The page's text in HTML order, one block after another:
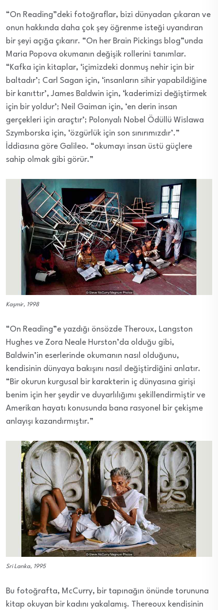
“On Reading”deki fotoğraflar, bizi dünyadan çıkaran ve
onun hakkında daha çok şey öğrenme isteği uyandıran
bir şeyi açığa çıkarır. “On her Brain Pickings blog”unda
Maria Popova okumanın değişik rollerini tanımlar.
“Kafka için kitaplar, ‘içimizdeki donmuş nehir için bir
baltadır’; Carl Sagan için, ‘insanların sihir yapabildiğine
bir kanıttır’, James Baldwin için, ‘kaderimizi değiştirmek
için bir yoldur’; Neil Gaiman için, ‘en derin insan
gerçekleri için araçtır’; Polonyalı Nobel Ödüllü Wislawa
Szymborska için, ‘özgürlük için son sınırımızdır’.”
İddiasına göre Galileo. “okumayı insan üstü güçlere
sahip olmak gibi görür.”
Kaşmir, 1998
“On Reading”e yazdığı önsözde Theroux, Langston
Hughes ve Zora Neale Hurston’da olduğu gibi,
Baldwin’in eserlerinde okumanın nasıl olduğunu,
kendisinin dünyaya bakışını nasıl değiştirdiğini anlatır.
“Bir okurun kurgusal bir karakterin iç dünyasına girişi
benim için her şeydir ve duyarlılığımı şekillendirmiştir ve
Amerikan hayatı konusunda bana rasyonel bir çekişme
anlayışı kazandırmıştır.”
Sri Lanka, 1995
Bu fotoğrafta, McCurry, bir tapınağın önünde torununa
kitap okuyan bir kadını yakalamış. Thereoux kendisinin